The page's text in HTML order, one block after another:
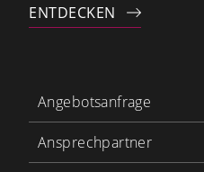
ENTDECKEN
Angebotsanfrage
Ansprechpartner